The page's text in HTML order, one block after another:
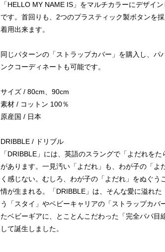
「HELLO MY NAME IS」をマルチカラーにデザイン
です。首回りも、2つのプラスティック製ボタンを採
着用出来ます。
同じパターンの「ストラップカバー」を購入し、パ
ンクコーディネートも可能です。
サイズ / 80cm、90cm
素材 / コットン 100％
原産国 / 日本
DRIBBLE / ドリブル
「DRIBBLE」には、英語のスラングで「よだれを
があります。一見汚い「よだれ」も、わが子の「よ
く感じない。むしろ、わが子の「よだれ」をぬぐう
情が生まれる。「DRIBBLE」は、そんな愛に溢れた
う「スタイ」やベビーキャリアの「ストラップカバ
たベビーギアに、とことんこだわった「完全パパ目
して誕生しました。